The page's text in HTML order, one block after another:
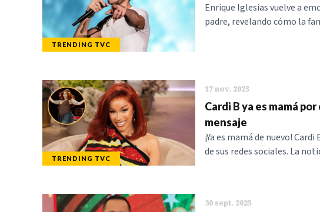
TRENDING TVC
Enrique Iglesias vuelve a
padre, revelando cómo la
TRENDING TVC
17 nov. 2025
Cardi B ya es mamá
mensaje
¡Ya es mamá de nuevo!
de sus redes sociales. La
30 sept. 2025